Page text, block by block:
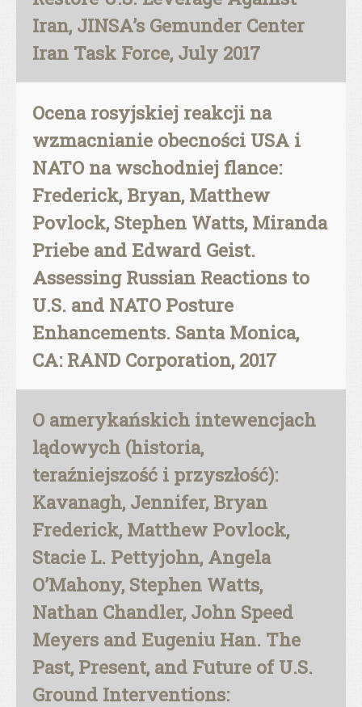
Iran, JINSA’s Gemunder Center
Iran Task Force, July 2017
Ocena rosyjskiej reakcji na
wzmacnianie obecności USA i
NATO na wschodniej flance:
Frederick, Bryan, Matthew
Povlock, Stephen Watts, Miranda
Priebe and Edward Geist.
Assessing Russian Reactions to
U.S. and NATO Posture
Enhancements. Santa Monica,
CA: RAND Corporation, 2017
O amerykańskich intewencjach
lądowych (historia,
teraźniejszość i przyszłość):
Kavanagh, Jennifer, Bryan
Frederick, Matthew Povlock,
Stacie L. Pettyjohn, Angela
O’Mahony, Stephen Watts,
Nathan Chandler, John Speed
Meyers and Eugeniu Han. The
Past, Present, and Future of U.S.
Ground Interventions: